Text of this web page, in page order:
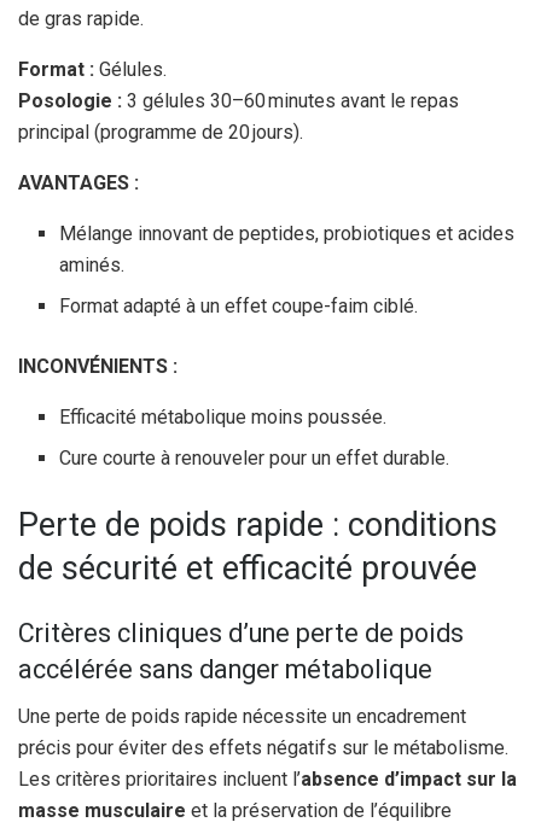
de gras rapide.
Format : Gélules.
Posologie : 3 gélules 30–60 minutes avant le repas
principal (programme de 20 jours).
AVANTAGES :
Mélange innovant de peptides, probiotiques et acides
aminés.
Format adapté à un effet coupe-faim ciblé.
INCONVÉNIENTS :
Efficacité métabolique moins poussée.
Cure courte à renouveler pour un effet durable.
Perte de poids rapide : conditions
de sécurité et efficacité prouvée
Critères cliniques d’une perte de poids
accélérée sans danger métabolique
Une perte de poids rapide nécessite un encadrement
précis pour éviter des effets négatifs sur le métabolisme.
Les critères prioritaires incluent l’absence d’impact sur la
masse musculaire et la préservation de l’équilibre